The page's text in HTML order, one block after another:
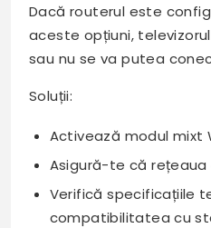
Dacă routerul este
aceste opțiuni,
sau nu se va putea
Soluții:
Activează modul mixt
Asigură-te că rețeaua
Verifică specificațiile
compatibilitatea cu